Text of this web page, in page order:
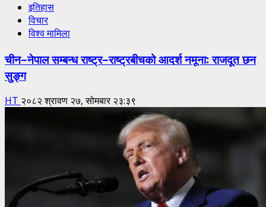
इतिहास
विचार
विश्व मामिला
चीन–नेपाल सम्बन्ध राष्ट्र–राष्ट्रबीचको आदर्श नमूना: राजदूत छन
सुङ्ग
HT २०८२ श्रावण २७, सोमबार २३:३९